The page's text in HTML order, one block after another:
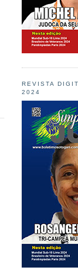
REVISTA
2024